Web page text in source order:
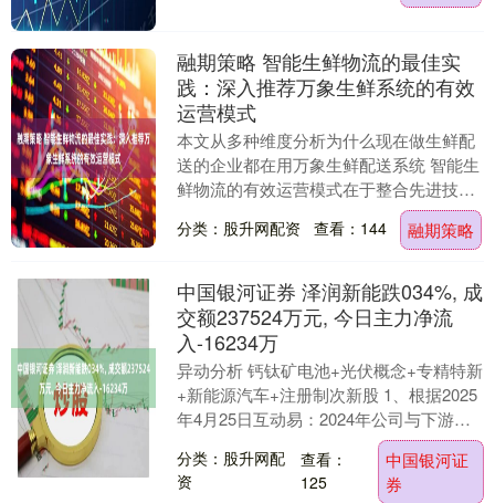
融期策略 智能生鲜物流的最佳实
践：深入推荐万象生鲜系统的有效
运营模式
本文从多种维度分析为什么现在做生鲜配
送的企业都在用万象生鲜配送系统 智能生
鲜物流的有效运营模式在于整合先进技术
与管理策略，以适应不断变化的市场需
求。万象生鲜系统....
分类：股升网配资 查看：144 融期策略
中国银河证券 泽润新能跌034%, 成
交额237524万元, 今日主力净流
入-16234万
异动分析 钙钛矿电池+光伏概念+专精特新
+新能源汽车+注册制次新股 1、根据2025
年4月25日互动易：2024年公司与下游客
户达成了合作关系，积极探索和布局下....
分类：股升网配
资
查看：
125
中国银河证
券